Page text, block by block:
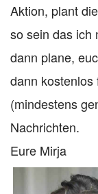
Aktion, plant
so sein das ich
dann plane,
dann
(mindestens
Nachrichten.
Eure Mirja